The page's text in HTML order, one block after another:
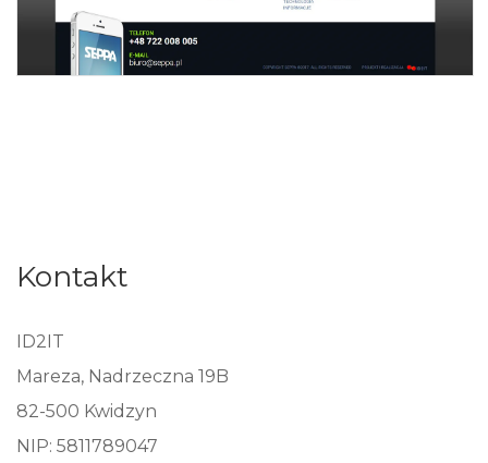
Kontakt
ID2IT
Mareza, Nadrzeczna 19B
82-500 Kwidzyn
NIP: 5811789047